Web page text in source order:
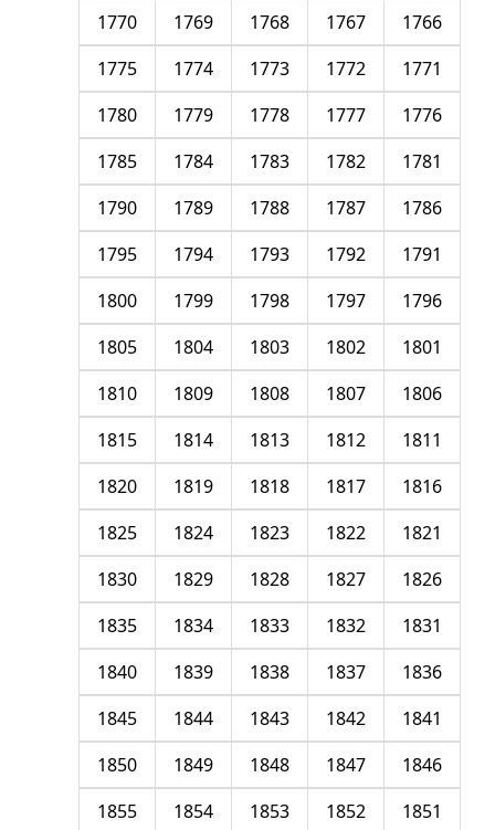
1766
1767
1768
1769
1770
1771
1772
1773
1774
1775
1776
1777
1778
1779
1780
1781
1782
1783
1784
1785
1786
1787
1788
1789
1790
1791
1792
1793
1794
1795
1796
1797
1798
1799
1800
1801
1802
1803
1804
1805
1806
1807
1808
1809
1810
1811
1812
1813
1814
1815
1816
1817
1818
1819
1820
1821
1822
1823
1824
1825
1826
1827
1828
1829
1830
1831
1832
1833
1834
1835
1836
1837
1838
1839
1840
1841
1842
1843
1844
1845
1846
1847
1848
1849
1850
1851
1852
1853
1854
1855